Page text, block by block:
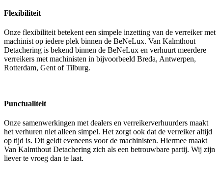
Flexibiliteit
Onze flexibiliteit betekent een simpele inzetting van de verreiker met
machinist op iedere plek binnen de BeNeLux. Van Kalmthout
Detachering is bekend binnen de BeNeLux en verhuurt meerdere
verreikers met machinisten in bijvoorbeeld Breda, Antwerpen,
Rotterdam, Gent of Tilburg.
Punctualiteit
Onze samenwerkingen met dealers en verreikerverhuurders maakt
het verhuren niet alleen simpel. Het zorgt ook dat de verreiker altijd
op tijd is. Dit geldt eveneens voor de machinisten. Hiermee maakt
Van Kalmthout Detachering zich als een betrouwbare partij. Wij zijn
liever te vroeg dan te laat.